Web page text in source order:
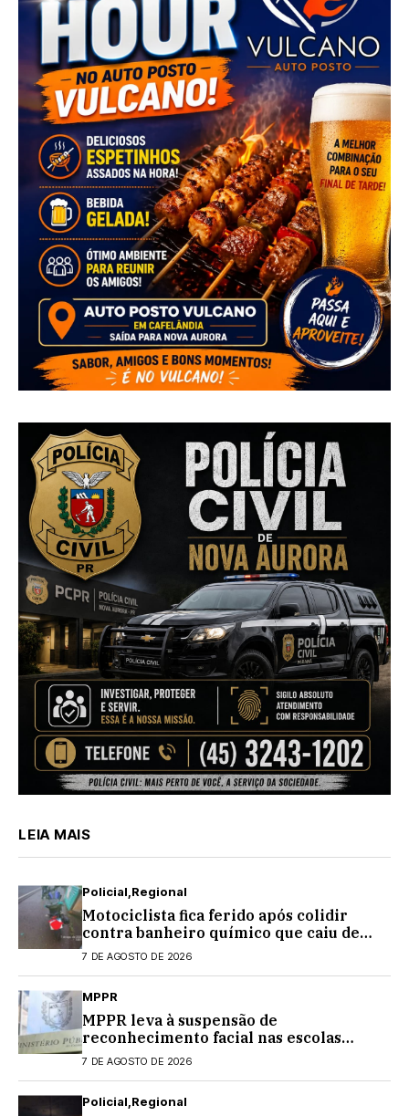
LEIA MAIS
Policial Regional
Motociclista fica ferido após colidir
contra banheiro químico que caiu de
caminhão na PRC-467, em Cascavel
7 DE AGOSTO DE 2026
MPPR
MPPR leva à suspensão de
reconhecimento facial nas escolas
estaduais
7 DE AGOSTO DE 2026
Policial Regional